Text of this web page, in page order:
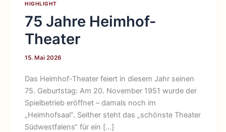
HIGHLIGHT
75 Jahre Heimhof-
Theater
15. Mai 2026
Das Heimhof-Theater feiert in diesem Jahr seinen
75. Geburtstag: Am 20. November 1951 wurde der
Spielbetrieb eröffnet – damals noch im
„Heimhofsaal“. Seither steht das „schönste Theater
Südwestfalens“ für ein […]